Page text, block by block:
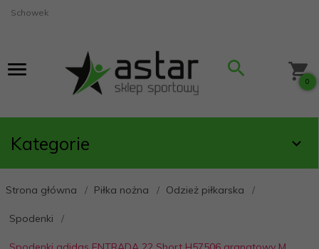
Schowek
0
Kategorie
Strona główna Piłka nożna Odzież piłkarska
Spodenki